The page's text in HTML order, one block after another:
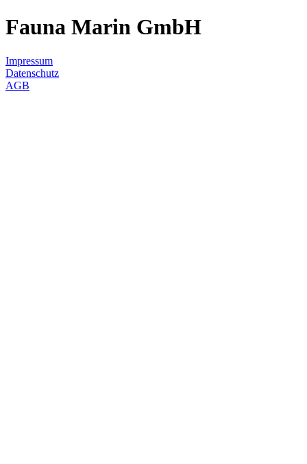
Fauna Marin GmbH
Impressum
Datenschutz
AGB